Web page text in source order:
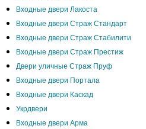
Входные двери Лакоста
Входные двери Страж Стандарт
Входные двери Страж Стабилити
Входные двери Страж Престиж
Двери уличные Страж Пруф
Входные двери Портала
Входные двери Каскад
Укрдвери
Входные двери Арма